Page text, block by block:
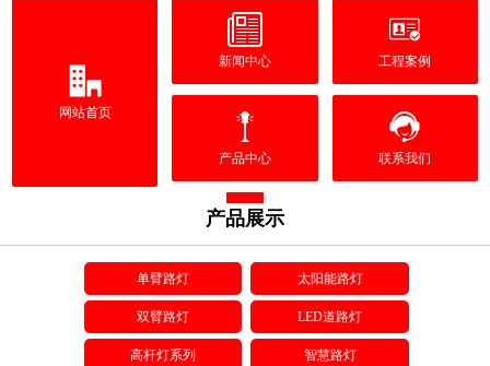
网站首页
新闻中心 工程案例
产品中心 联系我们
产品展示
单臂路灯 太阳能路灯
双臂路灯 LED道路灯
高杆灯系列 智慧路灯